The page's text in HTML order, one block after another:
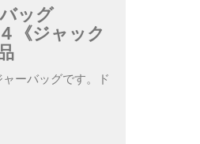
ッグ
《ジャック
ーバッグです。ド